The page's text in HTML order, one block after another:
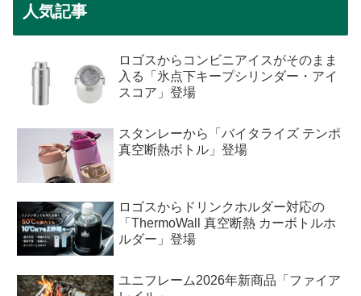
人気記事
ロゴスからコンビニアイスがそのまま
入る「氷点下キープシリンダー・アイ
スコア」登場
スタンレーから「バイタライズ テンポ
真空断熱ボトル」登場
ロゴスからドリンクホルダー対応の
「ThermoWall 真空断熱 カーボトルホ
ルダー」登場
ユニフレーム2026年新商品「ファイア